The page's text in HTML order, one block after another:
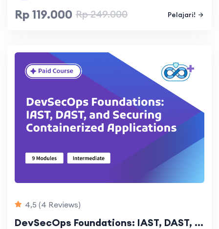
Rp 119.000 Rp 249.000 Pelajari!
4,5 (4 Reviews)
DevSecOps Foundations: IAST, DAST, and Securing Containerized Applications